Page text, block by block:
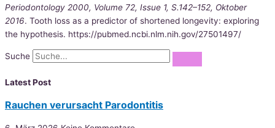
Periodontology 2000, Volume 72, Issue 1, S.142–152, Oktober
2016. Tooth loss as a predictor of shortened longevity: exploring
the hypothesis. https://pubmed.ncbi.nlm.nih.gov/27501497/
Suche
Latest Post
Rauchen verursacht Parodontitis